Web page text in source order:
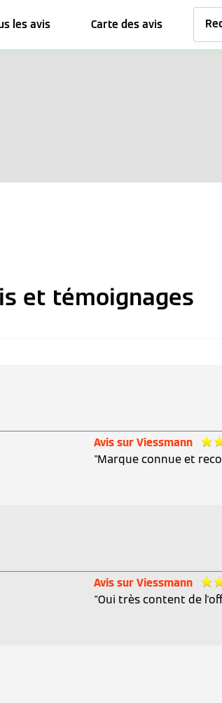
les avis Carte des avis
et témoignages
Avis sur Viessmann
"Marque connue et
Avis sur Viessmann
"Oui très content de